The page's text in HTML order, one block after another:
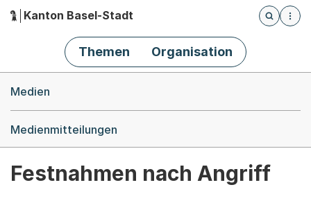
Hauptnavigation
Kanton Basel-Stadt
Öffnet
Themen Organisation
Medien
Medienmitteilungen
Festnahmen nach Angriff